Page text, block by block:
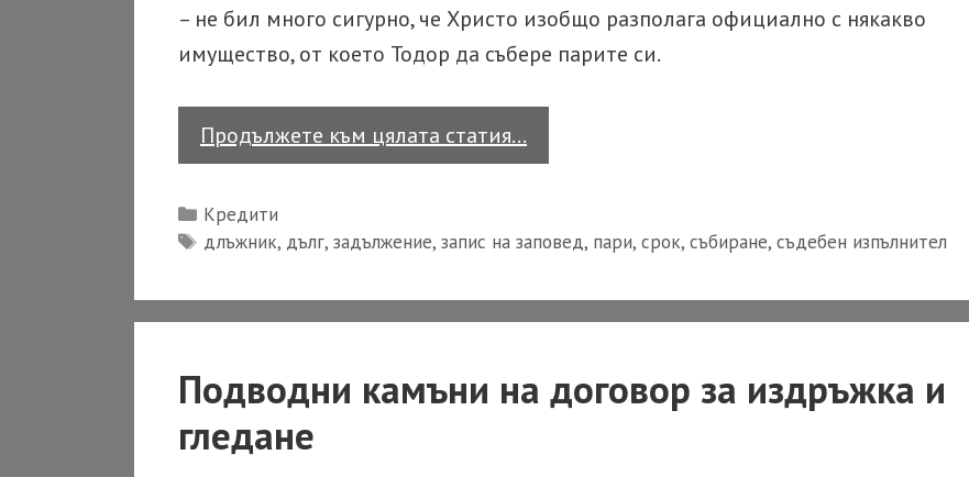
– не бил много сигурно, че Христо изобщо разполага официално с някакво
имущество, от което Тодор да събере парите си.
Продължете към цялата статия…
са
прекъсващи
за
по
запис
Categories
Кредити
Tags
длъжник, дълг,задължение,запис на заповед, пари,срок,събиране,съдебен изпълнител
Подводни камъни на договор за издръжка и
гледане